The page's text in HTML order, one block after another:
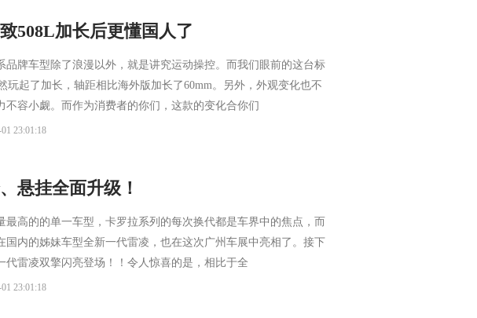
508L加长后更懂国人了
品牌车型除了浪漫以外，就是讲究运动操控。而我们眼前的这台标
玩起了加长，轴距相比海外版加长了60mm。另外，外观变化也不
不容小觑。而作为消费者的你们，这款的变化合你们
23:01:18
悬挂全面升级！
最高的的单一车型，卡罗拉系列的每次换代都是车界中的焦点，而
国内的姊妹车型全新一代雷凌，也在这次广州车展中亮相了。接下
代雷凌双擎闪亮登场！！令人惊喜的是，相比于全
23:01:18